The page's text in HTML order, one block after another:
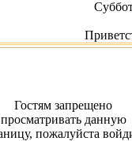
Гостям запрещено
просматривать данную
пожалуйста